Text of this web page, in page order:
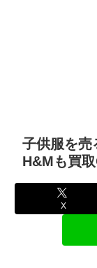
子供服を売
H&Mも買取
X